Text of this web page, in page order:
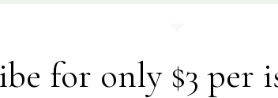
for only $3 per